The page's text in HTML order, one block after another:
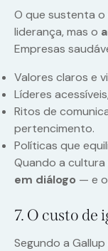
O que sustenta
liderança, mas o
Empresas
Valores claros e
Líderes
Ritos de
pertencimento.
Políticas que
Quando a cultura
em diálogo — e
7. O custo
Segundo a